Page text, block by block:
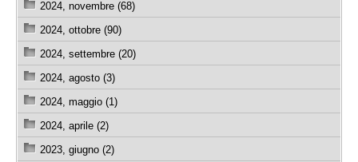
2024, novembre (68)
2024, ottobre (90)
2024, settembre (20)
2024, agosto (3)
2024, maggio (1)
2024, aprile (2)
2023, giugno (2)